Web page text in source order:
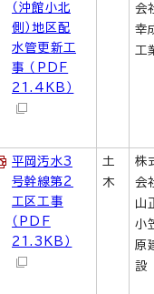
（沖館小北
側）地区配
水管更新工
事 （PDF
21.4KB）
会
幸
工
平岡汚水3
号幹線第2
工区工事
（PDF
21.3KB）
土
木
株
会
山
小
原
設